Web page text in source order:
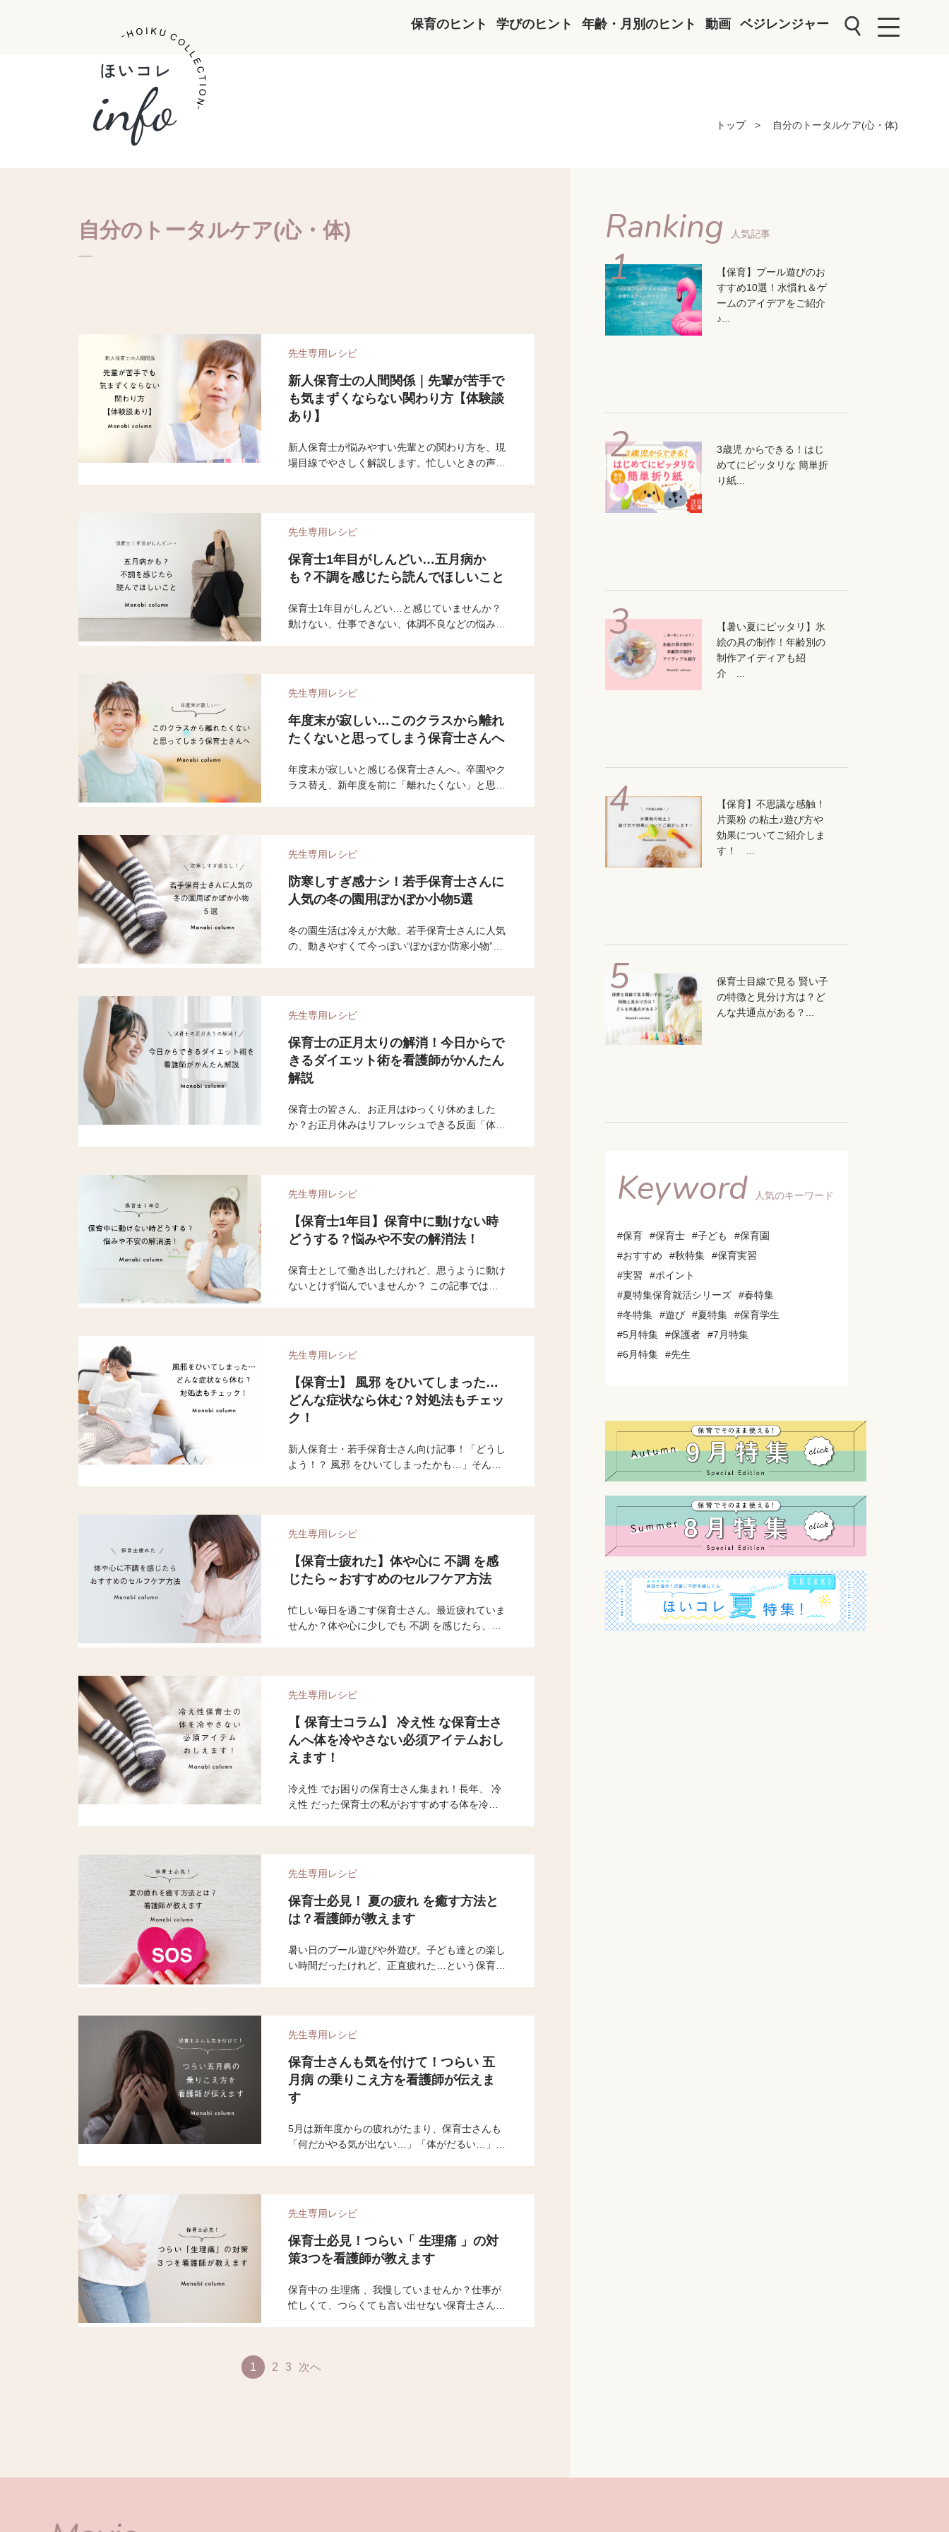
保育のヒント 学びのヒント 年齢・月別のヒント 動画 ベジレンジャー
トップ 自分のトータルケア(心・体)
自分のトータルケア(心・体)
先生専用レシピ
新人保育士の人間関係｜先輩が苦手で
も気まずくならない関わり方【体験談
あり】
新人保育士が悩みやすい先輩との関わり方を、現
場目線でやさしく解説します。忙しいときの声か
先生専用レシピ
保育士1年目がしんどい…五月病か
も？不調を感じたら読んでほしいこと
保育士1年目がしんどい…と感じていませんか？
動けない、仕事できない、体調不良などの悩みは
先生専用レシピ
年度末が寂しい…このクラスから離れ
たくないと思ってしまう保育士さんへ
年度末が寂しいと感じる保育士さんへ。卒園やク
ラス替え、新年度を前に「離れたくない」と思う
先生専用レシピ
防寒しすぎ感ナシ！若手保育士さんに
人気の冬の園用ぽかぽか小物5選
冬の園生活は冷えが大敵。若手保育士さんに人気
の、動きやすくて今っぽい“ぽかぽか防寒小物”を
先生専用レシピ
保育士の正月太りの解消！今日からで
きるダイエット術を看護師がかんたん
解説
保育士の皆さん、お正月はゆっくり休めました
か？お正月休みはリフレッシュできる反面「体重
えします。
先生専用レシピ
【保育士1年目】保育中に動けない時
どうする？悩みや不安の解消法！
保育士として働き出したけれど、思うように動け
ないとけず悩んでいませんか？ この記事では、
先生専用レシピ
【保育士】 風邪 をひいてしまった…
どんな症状なら休む？対処法もチェッ
ク！
新人保育士・若手保育士さん向け記事！「どうし
よう！？ 風邪 をひいてしまったかも…」そんな
してみて下さい。
先生専用レシピ
【保育士疲れた】体や心に 不調 を感
じたら～おすすめのセルフケア方法
忙しい毎日を過ごす保育士さん。最近疲れていま
せんか？体や心に少しでも 不調 を感じたら、セ
下さい。
先生専用レシピ
【 保育士コラム】 冷え性 な保育士さ
んへ体を冷やさない必須アイテムおし
えます！
冷え性 でお困りの保育士さん集まれ！長年、 冷
え性 だった保育士の私がおすすめする体を冷や
い。万全の対策で冬を乗り切りましょう！
先生専用レシピ
保育士必見！ 夏の疲れ を癒す方法と
は？看護師が教えます
暑い日のプール遊びや外遊び。子ども達との楽し
い時間だったけれど、正直疲れた…という保育士
伝えします。
先生専用レシピ
保育士さんも気を付けて！つらい 五
月病 の乗りこえ方を看護師が伝えま
す
5月は新年度からの疲れがたまり、保育士さんも
「何だかやる気が出ない…」「体がだるい…」な
こえ方をお伝えします。
先生専用レシピ
保育士必見！つらい「 生理痛 」の対
策3つを看護師が教えます
保育中の 生理痛 、我慢していませんか？仕事が
忙しくて、つらくても言い出せない保育士さんは
てあげましょうね。
1 2 3 次へ
Ranking 人気記事
【保育】プール遊びのお
すすめ10選！水慣れ＆ゲ
ームのアイデアをご紹介
♪...
3歳児 からできる！はじ
めてにピッタリな 簡単折
り紙...
【暑い夏にピッタリ】氷
絵の具の制作！年齢別の
制作アイディアも紹
介 ...
【保育】不思議な感触！
片栗粉 の粘土♪遊び方や
効果についてご紹介しま
す！ ...
保育士目線で見る 賢い子
の特徴と見分け方は？ど
んな共通点がある？...
Keyword 人気のキーワード
#保育 #保育士 #子ども
#保育園
#おすすめ
#秋特集
#保育実習
#実習
#ポイント
#夏特集保育就活シリーズ
#春特集
#冬特集
#遊び #夏特集
#保育学生
#5月特集
#保護者
#7月特集
#6月特集
#先生